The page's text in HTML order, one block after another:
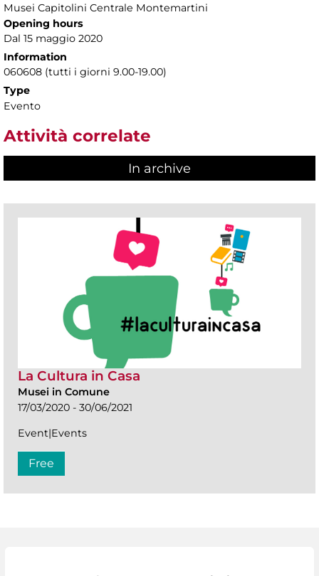
Musei Capitolini Centrale Montemartini
Opening hours
Dal 15 maggio 2020
Information
060608 (tutti i giorni 9.00-19.00)
Type
Evento
Attività correlate
In archive
La Cultura in Casa
Musei in Comune
17/03/2020 - 30/06/2021
Event|Events
Free